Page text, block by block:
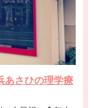
あさひの理学療